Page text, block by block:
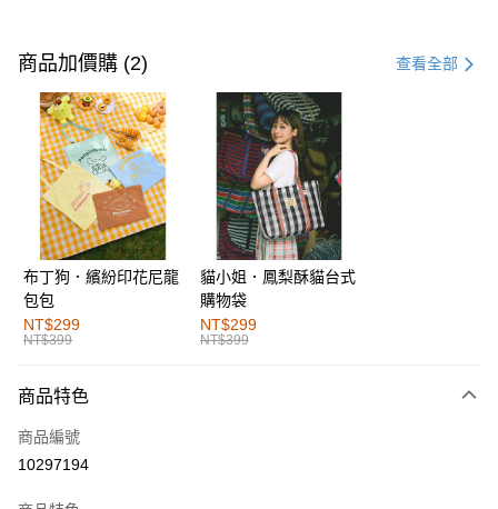
信用卡一次付款
購物金
超商取貨付款
LINE Pay
街口支付
運送方式
全家取貨付款
每筆NT$60，滿NT$1,000(含以上)免運費
付款後全家取貨
萊爾富取貨付款
商品加價購 (2) 查看全部
布丁狗．繽紛印花尼龍
包包
NT$299
NT$399
貓小姐．鳳梨酥貓台式
購物袋
NT$299
NT$399
商品特色
商品編號
10297194